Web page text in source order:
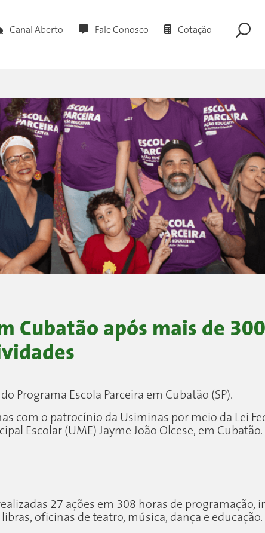
Canal Aberto Fale Conosco Cotação
Cubatão após mais de
Programa Escola Parceira em Cubatão (SP).
com o patrocínio da Usiminas por meio da Lei
Escolar (UME) Jayme João Olcese, em Cubatão.
27 ações em 308 horas de programação,
oficinas de teatro, música, dança e educação.